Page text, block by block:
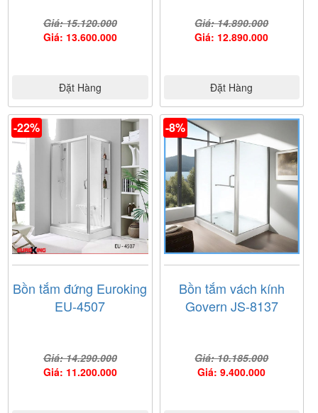
bị phòng tắm phù hợp với không gian của gia đình nhà
- Được tham gia rất nhiều chương trình khuyến mãi lớn,
hấp dẫn nhất với nhiều phần quà có giá trị cho mọi
khách hàng.
Quý khách hàng có thể tới Showroom Nội Thất
Nam Anh để xem và mua hàng . Hoặc liên hệ Hotline để
nhận được tư vấn tốt nhất
Giá: 15.120.000
Giá: 13.600.000
Đặt Hàng
Giá: 14.890.000
Giá: 12.890.000
Đặt Hàng
-22%
Bồn tắm đứng Euroking
EU-4507
Giá: 14.290.000
Giá: 11.200.000
-8%
Bồn tắm vách kính
Govern JS-8137
Giá: 10.185.000
Giá: 9.400.000